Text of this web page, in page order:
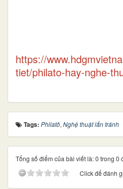
https://
tiet/philato-hay-nghe-
Tags: Philatô, Nghệ thuật lẩn tránh
Tổng số điểm của bài viết là: 0 trong 0
Click để đánh